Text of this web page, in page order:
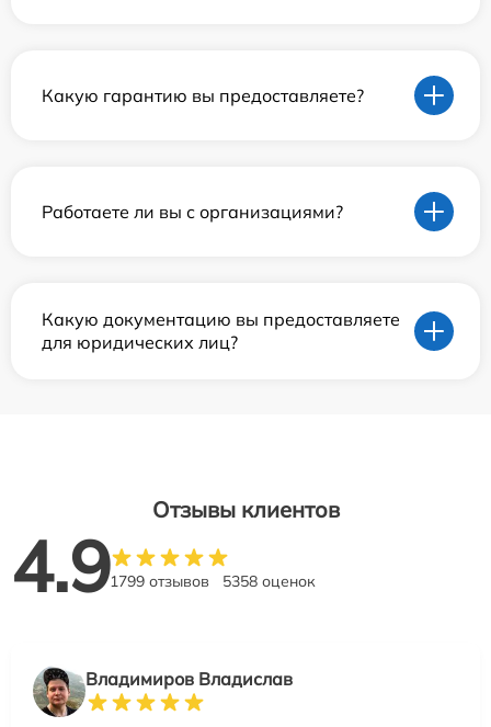
Какую гарантию вы предоставляете?
Работаете ли вы с организациями?
Какую документацию вы предоставляете
для юридических лиц?
Отзывы клиентов
4.91799 отзывов 5358 оценок
Владимиров Владислав